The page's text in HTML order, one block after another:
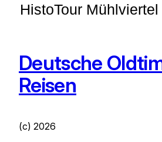
HistoTour Mühlviertel
Deutsche
Reisen
(c) 2026